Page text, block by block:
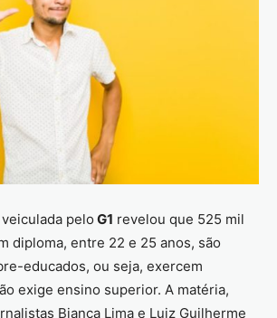
pelo G1 revelou que 525 mil
diploma, entre 22 e 25 anos, são
educados, ou seja, exercem
exige ensino superior. A matéria,
Bianca Lima e Luiz Guilherme